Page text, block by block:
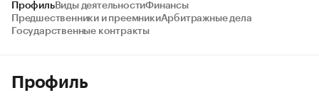
ПрофильВиды деятельностиФинансы
Предшественники и преемникиАрбитражные дела
Государственные контракты
Профиль